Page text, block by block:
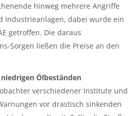
hinweg mehrere Angriffe
Industrieanlagen, dabei wurde ein
getroffen. Die daraus
Sorgen ließen die Preise an den
Ölbeständen
verschiedener Institute und
vor drastisch sinkenden